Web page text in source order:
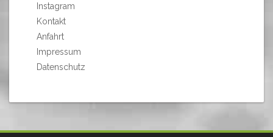
Instagram
Kontakt
Anfahrt
Impressum
Datenschutz